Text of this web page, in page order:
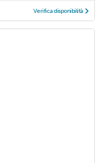
Verifica disponibilità